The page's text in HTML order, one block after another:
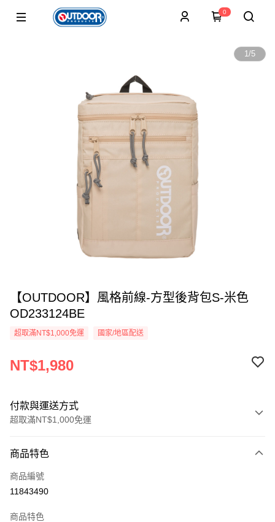
0
1/5
【OUTDOOR】風格前線-方型後背包S-米色
OD233124BE
超取滿NT$1,000免運 國家/地區配送
NT$1,980
付款與運送方式
超取滿NT$1,000免運
信用卡一次付款
超商取貨付款
商品特色
商品編號
11843490
商品特色